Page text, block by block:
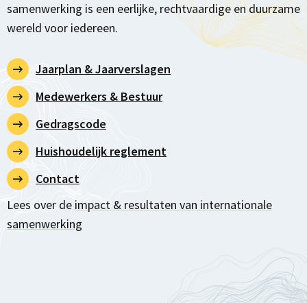
samenwerking is een eerlijke, rechtvaardige en duurzame
wereld voor iedereen.
Jaarplan & Jaarverslagen
Medewerkers & Bestuur
Gedragscode
Huishoudelijk reglement
Contact
Lees over de impact & resultaten van internationale
samenwerking